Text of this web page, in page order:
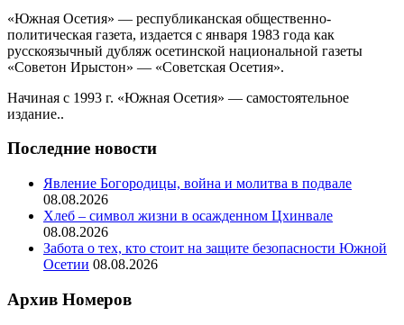
«Южная Осетия» — республиканская общественно-
политическая газета, издается с января 1983 года как
русскоязычный дубляж осетинской национальной газеты
«Советон Ирыстон» — «Советская Осетия».
Начиная с 1993 г. «Южная Осетия» — самостоятельное
издание..
Последние новости
Явление Богородицы, война и молитва в подвале
08.08.2026
Хлеб – символ жизни в осажденном Цхинвале
08.08.2026
Забота о тех, кто стоит на защите безопасности Южной
Осетии 08.08.2026
Архив Номеров